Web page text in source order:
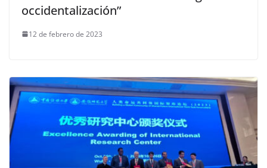
occidentalización”
12 de febrero de 2023